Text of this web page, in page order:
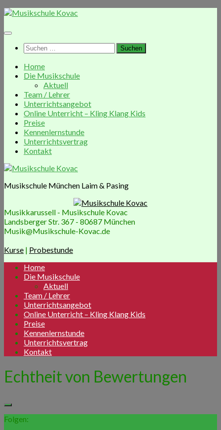
Zum
springen
Suchen
nach:
Home
Die Musikschule
Aktuell
Team / Lehrer
Unterrichtsangebot
Online Unterricht – Kling Klang Kids
Preise
Kennenlernstunde
Unterrichtsvertrag
Kontakt
Musikschule München Laim & Pasing
Musikkarussell - Musikschule Kovac
Landsberger Str. 367 - 80687 München
Musik@Musikschule-Kovac.de
Kurse | Probestunde
Home
Die Musikschule
Aktuell
Team / Lehrer
Unterrichtsangebot
Online Unterricht – Kling Klang Kids
Preise
Kennenlernstunde
Unterrichtsvertrag
Kontakt
Echtheit von Bewertungen
Folgen: